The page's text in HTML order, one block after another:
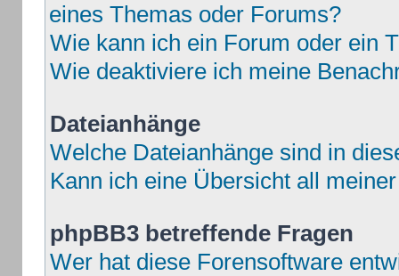
eines Themas oder Forums?
Wie kann ich ein Forum oder ein
Wie deaktiviere ich meine
Dateianhänge
Welche Dateianhänge sind in
Kann ich eine Übersicht all
phpBB3 betreffende Fragen
Wer hat diese Forensoftware